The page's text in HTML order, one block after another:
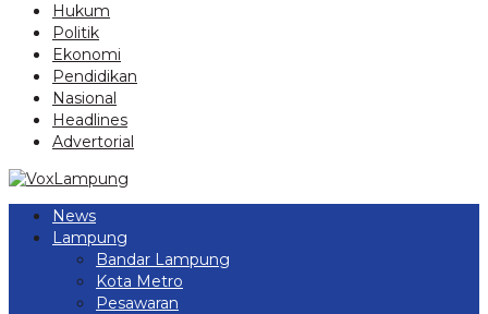
Hukum
Politik
Ekonomi
Pendidikan
Nasional
Headlines
Advertorial
News
Lampung
Bandar Lampung
Kota Metro
Pesawaran